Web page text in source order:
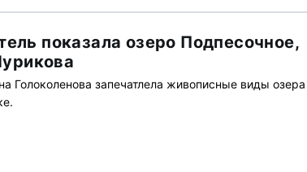
показала озеро Подпесочное,
Голоколенова запечатлела живописные виды озера